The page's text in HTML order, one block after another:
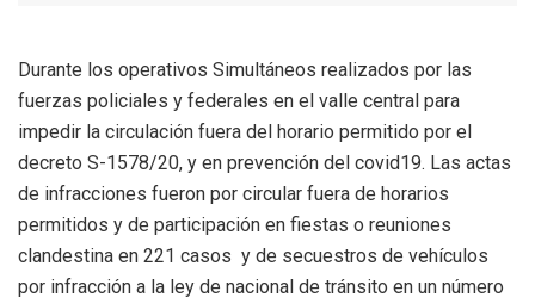
Durante los operativos Simultáneos realizados por las
fuerzas policiales y federales en el valle central para
impedir la circulación fuera del horario permitido por el
decreto S-1578/20, y en prevención del covid19. Las actas
de infracciones fueron por circular fuera de horarios
permitidos y de participación en fiestas o reuniones
clandestina en 221 casos y de secuestros de vehículos
por infracción a la ley de nacional de tránsito en un número